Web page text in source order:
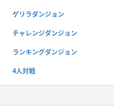
ゲリラダンジョン
チャレンジダンジョン
ランキングダンジョン
4人対戦